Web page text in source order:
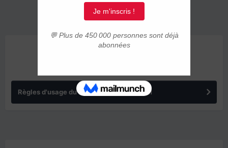
Règles d'usage du forum IMMIGRER.COM